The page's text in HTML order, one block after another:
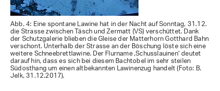
Abb. 4: Eine spontane Lawine hat in der Nacht auf Sonntag, 31.12.
die Strasse zwischen Täsch und Zermatt (VS) verschüttet. Dank
der Schutzgalerie blieben die Gleise der Matterhorn Gotthard Bahn
verschont. Unterhalb der Strasse an der Böschung löste sich eine
weitere Schneebrettlawine. Der Flurname ‚Schusslauinen‘ deutet
darauf hin, dass es sich bei diesem Bachtobel im sehr steilen
Südosthang um einen altbekannten Lawinenzug handelt (Foto: B.
Jelk, 31.12.2017).